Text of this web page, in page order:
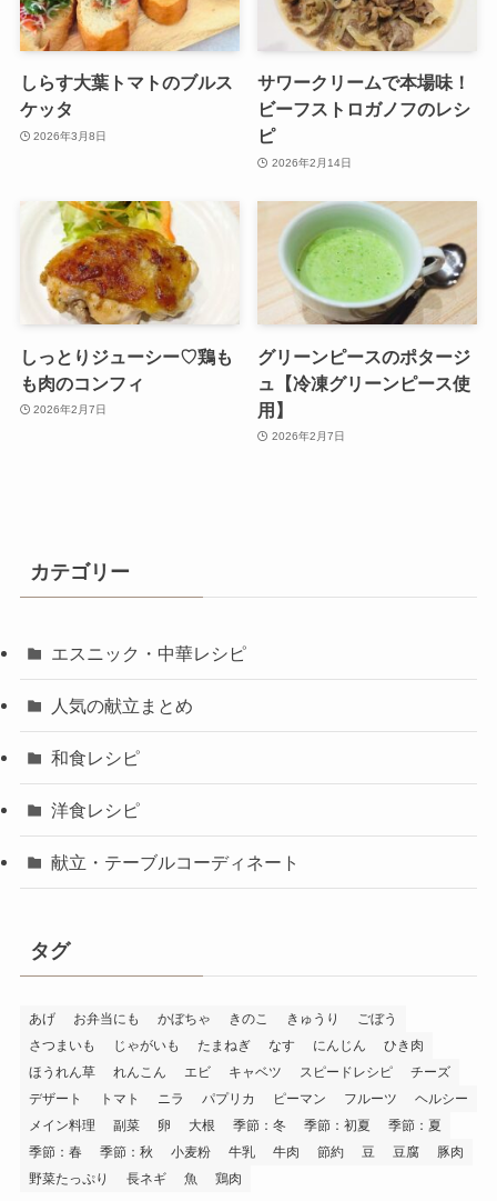
しらす大葉トマトのブルス
ケッタ
2026年3月8日
サワークリームで本場味！
ビーフストロガノフのレシ
ピ
2026年2月14日
しっとりジューシー♡鶏も
も肉のコンフィ
2026年2月7日
グリーンピースのポタージ
ュ【冷凍グリーンピース使
用】
2026年2月7日
カテゴリー
エスニック・中華レシピ
人気の献立まとめ
和食レシピ
洋食レシピ
献立・テーブルコーディネート
タグ
あげ お弁当にも かぼちゃ きのこ きゅうり
ごぼう
さつまいも
じゃがいも たまねぎ なす にんじん
ひき肉
ほうれん草
れんこん エビ キャベツ スピードレシピ
チーズ
デザート
トマト ニラ パプリカ ピーマン フルーツ
ヘルシー
メイン料理
副菜 卵 大根 季節：冬 季節：初夏
季節：夏
季節：春
季節：秋 小麦粉 牛乳 牛肉 節約 豆 豆腐
豚肉
野菜たっぷり
長ネギ 魚 鶏肉